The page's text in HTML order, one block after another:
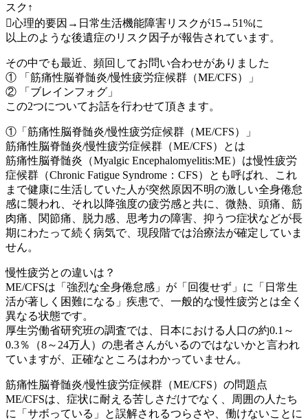
スク↑
心理的要因→日常生活機能障害リスクが15→51%に
以上のような後遺症のリスク因子が報告されています。
その中でも最近、頻回してお問い合わせがありました
① 「筋痛性脳脊髄炎/慢性疲労症候群（ME/CFS）」
② 「ブレインフォグ」
この2つについてお話を行わせて頂きます。
①「筋痛性脳脊髄炎/慢性疲労症候群（ME/CFS）」
筋痛性脳脊髄炎/慢性疲労症候群（ME/CFS）とは
筋痛性脳脊髄炎（Myalgic Encephalomyelitis:ME）は慢性疲労
症候群（Chronic Fatigue Syndrome：CFS）とも呼ばれ、これ
まで健康に生活していた人が突然原因不明の激しい全身倦怠
感に襲われ、それ以降強度の疲労感と共に、微熱、頭痛、筋
肉痛、関節痛、脱力感、思考力の障害、抑うつ症状などが長
期にわたって続く病気で、現段階では治療法が確定していま
せん。
慢性疲労との違いは？
ME/CFSは「強烈な全身倦怠感」が「回復せず」に「日常生
活が著しく困難になる」疾患で、一般的な慢性疲労とは全く
異なる状態です。
厚生労働省研究班の調査では、日本における人口の約0.1～
0.3％（8～24万人）の患者さんがいるのではないかと言われ
ていますが、正確なところはわかっていません。
筋痛性脳脊髄炎/慢性疲労症候群（ME/CFS）の問題点
ME/CFSは、症状に耐える苦しさだけでなく、周囲の人たち
に「サボっている」と誤解されるつらさや、働けないことに